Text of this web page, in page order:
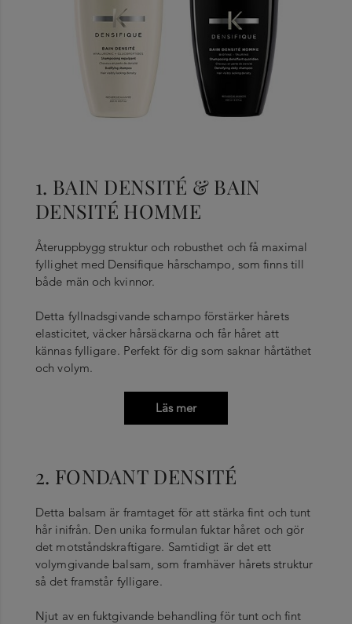
1. BAIN DENSITÉ & BAIN
DENSITÉ HOMME
Återuppbygg struktur och robusthet och få maximal
fyllighet med Densifique hårschampo, som finns till
både män och kvinnor.
Detta fyllnadsgivande schampo förstärker hårets
elasticitet, väcker hårsäckarna och får håret att
kännas fylligare. Perfekt för dig som saknar hårtäthet
och volym.
Läs mer
2. FONDANT DENSITÉ
Detta balsam är framtaget för att stärka fint och tunt
hår inifrån. Den unika formulan fuktar håret och gör
det motståndskraftigare. Samtidigt är det ett
volymgivande balsam, som framhäver hårets struktur
så det framstår fylligare.
Njut av en fuktgivande behandling för tunt och fint